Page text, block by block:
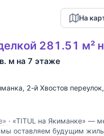
На
281.51 м²
м на 7 этаже
, 2-й Хвостов переулок
· «TITUL на Якиманке» —
мы оставляем будущим